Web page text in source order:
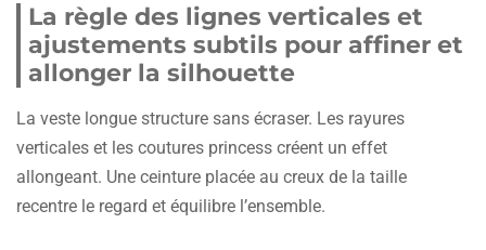
La règle des lignes verticales et
ajustements subtils pour affiner et
allonger la silhouette
La veste longue structure sans écraser. Les rayures
verticales et les coutures princess créent un effet
allongeant. Une ceinture placée au creux de la taille
recentre le regard et équilibre l’ensemble.